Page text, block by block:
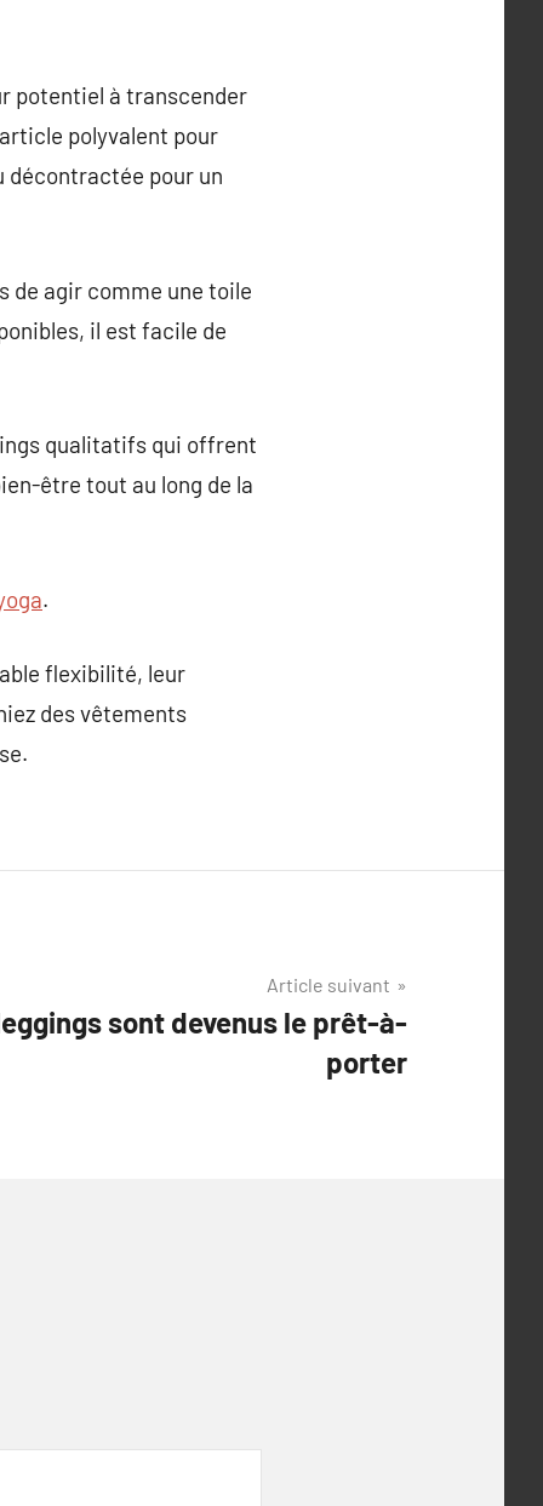
potentiel à transcender
polyvalent pour
décontractée pour un
de agir comme une toile
il est facile de
qualitatifs qui offrent
être tout au long de la
.
flexibilité, leur
des vêtements
Article suivant
sont devenus le prêt-à-
porter